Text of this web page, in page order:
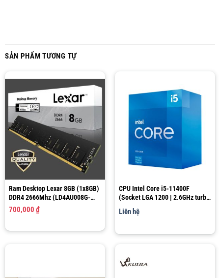
SẢN PHẨM TƯƠNG TỰ
Ram Desktop Lexar 8GB (1x8GB)
DDR4 2666Mhz (LD4AU008G-
R2666G)
700,000 ₫
CPU Intel Core i5-11400F
(Socket LGA 1200 | 2.6GHz turbo
12MB Cache)
Liên hệ